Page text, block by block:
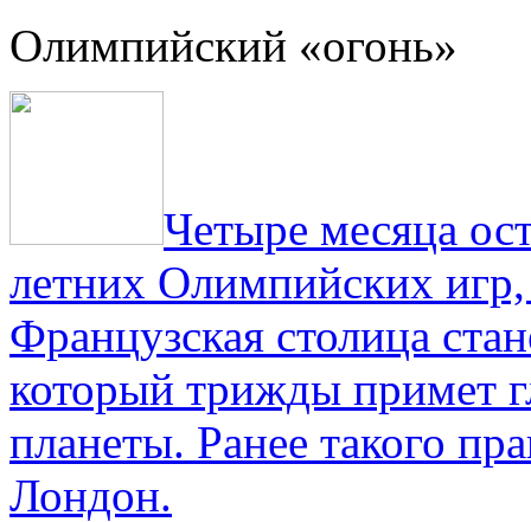
Олимпийский «огонь»
Четыре месяца
летних Олимпийских
Французская столица
который трижды примет
планеты. Ранее такого
Лондон.